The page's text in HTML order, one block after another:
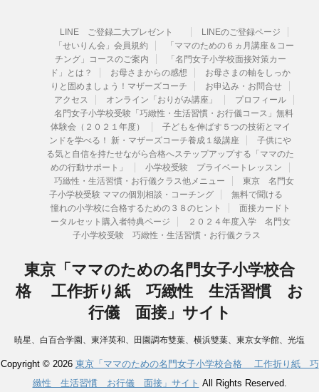
LINE ご登録二大プレゼント
LINEのご登録ページ
「せいりん会」会員規約
「ママのための６ヵ月講座＆コー
チング」コースのご案内
「名門女子小学校面接対策カー
ド」とは？
お母さまからの感想
お母さまの軸をしっか
りと固めましょう！マザーズコーチ
お申込み・お問合せ
アクセス
オンライン「おりがみ講座」
プロフィール
名門女子小学校受験「巧緻性・生活習慣・お行儀コース」無料
体験会（２０２１年度）
子どもを伸ばす５つの技術とマイ
ンドを学べる！ 新・マザーズコーチ養成１級講座
子供にや
る気と自信を持たせながら合格へステップアップする「ママのた
めの行動サポート」
小学校受験 プライベートレッスン
巧緻性・生活習慣・お行儀クラス他メニュー
東京 名門女
子小学校受験 ママの個別相談・コーチング
無料で聞ける
憧れの小学校に合格するための３８のヒント
面接カードト
ータルセット購入者特典ページ
２０２４年度入学 名門女
子小学校受験 巧緻性・生活習慣・お行儀クラス
東京「ママのための名門女子小学校合
格 工作折り紙 巧緻性 生活習慣 お
行儀 面接」サイト
暁星、白百合学園、東洋英和、田園調布雙葉、横浜雙葉、東京女学館、光塩
女子学院、湘南白百合学園、洗足学園、カリタス、聖ヨゼフ学園、国府台、
森村学園等合格へ導いた
Copyright © 2026 東京「ママのための名門女子小学校合格 工作折り紙 巧
緻性 生活習慣 お行儀 面接」サイト All Rights Reserved.